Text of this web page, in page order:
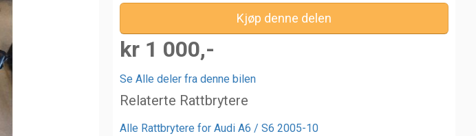
kr 1 000,-
Se Alle deler fra denne bilen
Relaterte Rattbrytere
Alle Rattbrytere for Audi A6 / S6 2005-10